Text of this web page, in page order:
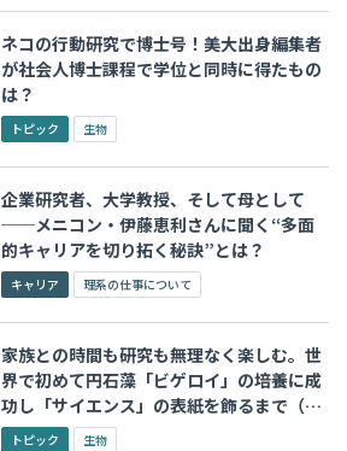
ネコの行動研究で博士号！美大出身編集者
が社会人博士課程で学位と同時に得たもの
は？
トピック 生物
企業研究者、大学教授、そして母として
──メニコン・伊藤恵利さんに聞く“多面
的キャリアを切り拓く秘訣”とは？
キャリア 理系の仕事について
家族との時間も研究も無理なく楽しむ。世
界で初めて円石藻「ビゲロイ」の培養に成
功し「サイエンス」の表紙を飾るまで（高
知大学 海洋コア国際研究所 萩野恭子先生）
トピック 生物